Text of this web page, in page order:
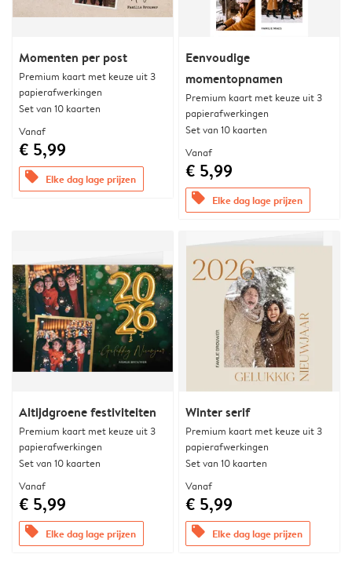
Momenten per post
Premium kaart met keuze uit 3
papierafwerkingen
Set van 10 kaarten
Vanaf
€ 5,99
offers Elke dag lage prijzen
Eenvoudige
momentopnamen
Premium kaart met keuze uit 3
papierafwerkingen
Set van 10 kaarten
Vanaf
€ 5,99
offers Elke dag lage prijzen
Altijdgroene festiviteiten
Premium kaart met keuze uit 3
papierafwerkingen
Set van 10 kaarten
Vanaf
€ 5,99
offers Elke dag lage prijzen
Winter serif
Premium kaart met keuze uit 3
papierafwerkingen
Set van 10 kaarten
Vanaf
€ 5,99
offers Elke dag lage prijzen